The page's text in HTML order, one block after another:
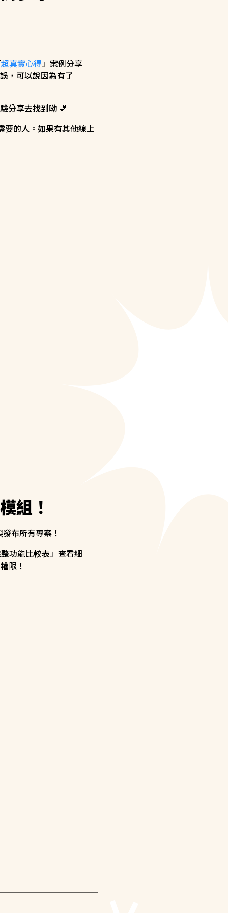
超真實心得」案例分享
，可以說因為有了
分享去找到呦 💕
要的人。如果有其他線上
組！
布所有專案！
功能比較表」查看細
限！